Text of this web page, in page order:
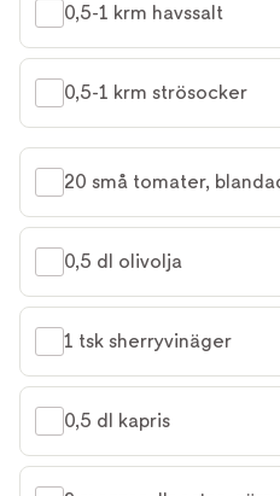
0,5-1 krm havssalt
0,5-1 krm strösocker
20 små tomater,
0,5 dl olivolja
1 tsk sherryvinäger
0,5 dl kapris